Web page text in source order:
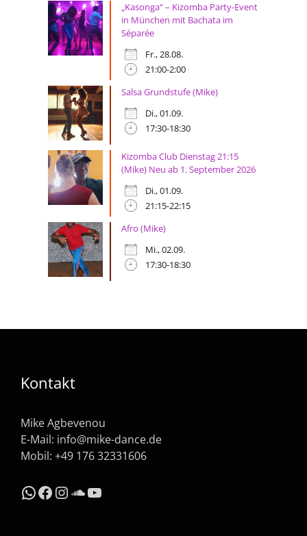
„Kasonga“ – Kizomba Party-Event
in München mit Bachata im
Séparée
Fr., 28.08.
21:00-2:00
Salsa Grundstufe (Mike)
Di., 01.09.
17:30-18:30
Kizomba Club Dienstag 21:15
(Mike) Neu ab 1. September 2026
Di., 01.09.
21:15-22:15
Afro (Mike)
Mi., 02.09.
17:30-18:30
Kontakt
Mike Agbevenou
E-Mail: info@mike-dance.de
Mobil: +49 176 32331606
WhatsApp
Facebook
Instagram
SoundCloud
YouTube